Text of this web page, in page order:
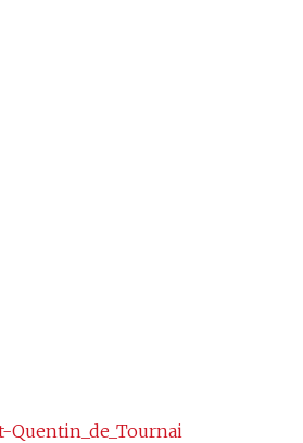
Quentin_de_Tournai